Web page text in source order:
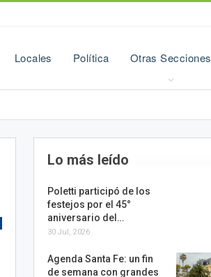
Locales Política Otras Secciones
Lo más leído
Poletti participó de los
festejos por el 45°
aniversario del…
30 Jul, 2026
Agenda Santa Fe: un fin
de semana con grandes